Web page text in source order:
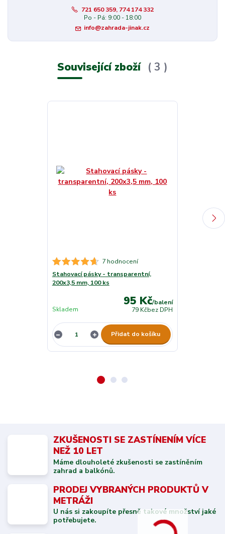
721 650 359, 774 174 332
Po - Pá: 9:00 - 18:00
info@zahrada-jinak.cz
Související zboží 3
7 hodnocení
Stahovací pásky - transparentní,
200x3,5 mm, 100 ks
95 Kč/balení
79 Kčbez DPH
Skladem
Přidat do košíku
ZKUŠENOSTI SE ZASTÍNENÍM VÍCE
NEŽ 10 LET
Máme dlouholeté zkušenosti se zastíněním
zahrad a balkónů.
PRODEJ VYBRANÝCH PRODUKTŮ V
METRÁŽI
U nás si zakoupíte přesně takové množství jaké
potřebujete.